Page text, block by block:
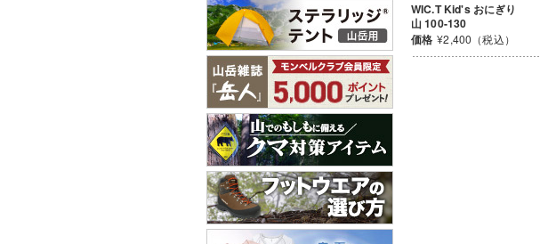
WIC.T Kid's おにぎり
山 100-130
価格 ¥2,400（税込）